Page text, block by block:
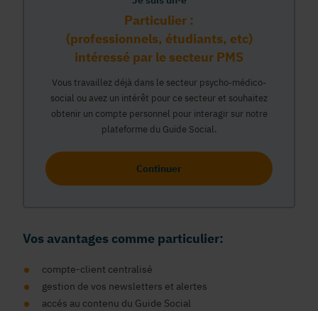
Particulier :
(professionnels, étudiants, etc)
intéressé par le secteur PMS
Vous travaillez déjà dans le secteur psycho-médico-
social ou avez un intérêt pour ce secteur et souhaitez
obtenir un compte personnel pour interagir sur notre
plateforme du Guide Social.
Continuer
Vos avantages comme particulier:
compte-client centralisé
gestion de vos newsletters et alertes
accés au contenu du Guide Social